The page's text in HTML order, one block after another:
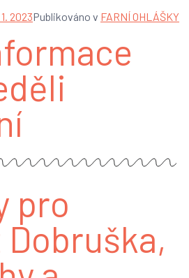
2023Publikováno v FARNÍ OHLÁŠKY
pro